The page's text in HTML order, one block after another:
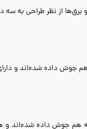
برق‌ها از نظر طراحی به
هم جوش داده شده‌اند و
به هم جوش داده